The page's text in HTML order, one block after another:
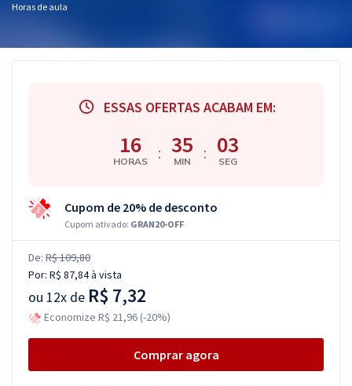
Horas de aula
ESSAS OFERTAS ACABAM EM:
16
HORAS : 35
MIN : 02
SEG
Cupom de 20% de desconto
Cupom ativado: GRAN20-OFF
De: R$ 109,80
Por: R$ 87,84à vista
ou 12x de R$ 7,32
Economize R$ 21,96 (-20%)
Comprar agora